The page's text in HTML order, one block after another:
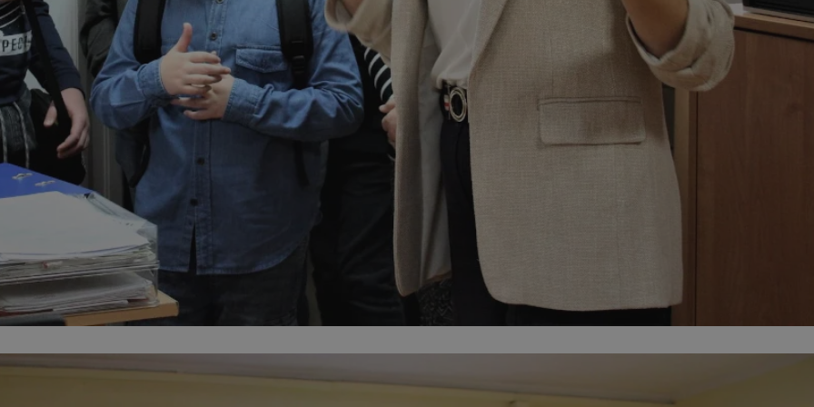
swiony.pl
Ten plik cookie przechowuje identyfikator sesji.
swiony.pl 1 rok
Ten plik cookie przechowuje identyfikator sesji.
swiony.pl 1 rok
Ten plik cookie przechowuje identyfikator sesji.
CookieScript
swiony.pl
4 tygodnie 2 dni
Ten plik cookie jest używany przez usługę Cookie-
Script.com do zapamiętywania preferencji dotyczących
zgody użytkownika na pliki cookie. Jest to konieczne,
aby baner cookie Cookie-Script.com działał poprawnie.
YouTube
.youtube.com
5 miesięcy 4
Ten plik cookie przechowuje informacje o zgodzie
prywatności podczas korzystania z witryny. Rejestruje
wizytach. Dzięki temu użytkownik nie musi ponownie
konfigurować swoich preferencji, co zwiększa wygodę i
Provider/
Okres
Opis
1 rok
Powiązany z platformą reklamową banerów OpenX dla
reklamy. Podobno używane tylko do zwiększenia skuteczności,
który zapewnia prawidłowe działanie tej
Provider/Domena
.youtube.com 5 miesięcy 4 tygodnie
Polityce prywatności Google